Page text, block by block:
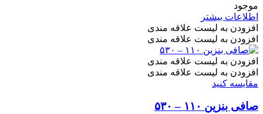
موجود
اطلاعات بیشتر
افزودن به لیست علاقه مندی
افزودن به لیست علاقه مندی
افزودن به لیست علاقه مندی
افزودن به لیست علاقه مندی
مقایسه کنید
صافی بنزین ۱۱۰ – ۵۳۰